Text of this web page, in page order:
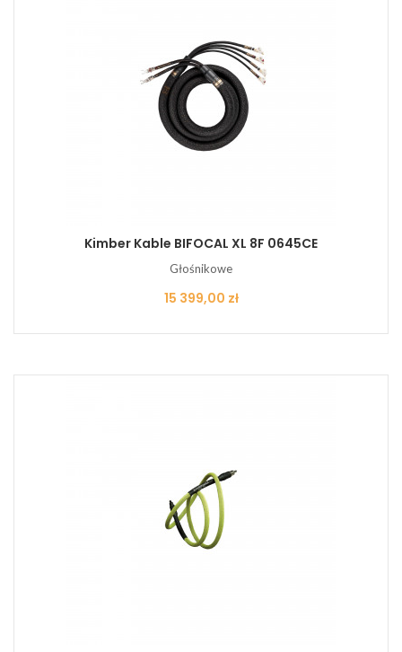
Kimber Kable BIFOCAL XL 8F 0645CE
Głośnikowe
Cena
15 399,00 zł